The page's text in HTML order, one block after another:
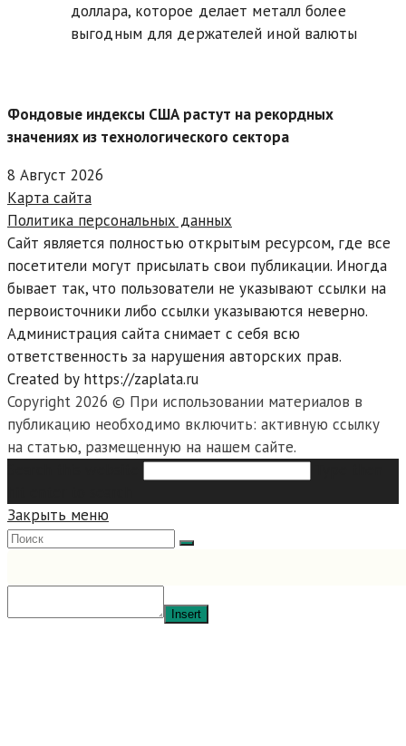
доллара, которое делает металл более
выгодным для держателей иной валюты
Фондовые индексы США растут на рекордных
значениях из технологического сектора
8 Август 2026
Карта сайта
Политика персональных данных
Сайт является полностью открытым ресурсом, где все
посетители могут присылать свои публикации. Иногда
бывает так, что пользователи не указывают ссылки на
первоисточники либо ссылки указываются неверно.
Администрация сайта снимает с себя всю
ответственность за нарушения авторских прав.
Created by https://zaplata.ru
Copyright 2026 © При использовании материалов в
публикацию необходимо включить: активную ссылку
на статью, размещенную на нашем сайте.
Закрыть меню
Insert